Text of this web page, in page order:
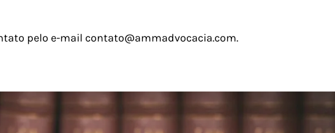
pelo e-mail contato@ammadvocacia.com.